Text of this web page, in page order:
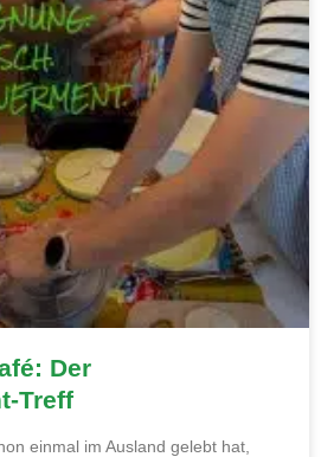
Der
Treff
einmal im Ausland gelebt hat,